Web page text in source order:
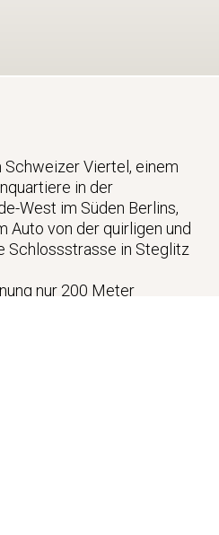
Schweizer Viertel, einem
in der
West im Süden Berlins,
Auto von der quirligen und
Schlossstrasse in Steglitz
nur 200 Meter